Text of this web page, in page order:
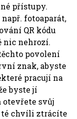
přístupy.
fotoaparát,
QR kódu
nic nehrozí.
povolení
znak, abyste
pracují na
byste jí
otevřete svůj
chvíli ztrácíte